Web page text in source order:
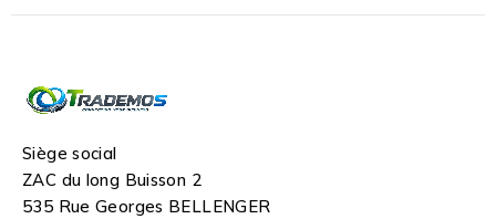
Siège social
ZAC du long Buisson 2
535 Rue Georges BELLENGER